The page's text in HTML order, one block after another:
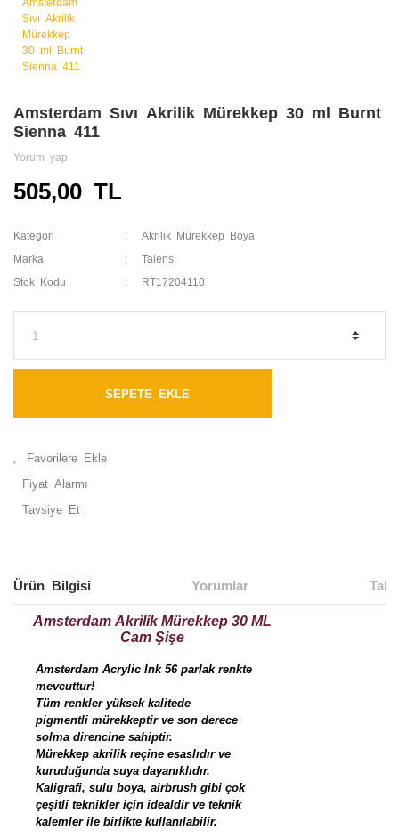
Amsterdam Sıvı Akrilik Mürekkep 30 ml Burnt
Sienna 411
Yorum yap
505,00 TL
Kategori Akrilik Mürekkep Boya
Marka Talens
Stok Kodu RT17204110
SEPETE EKLE
Fiyat Alarmı
Tavsiye Et
Ürün Bilgisi Yorumlar
Amsterdam Akrilik Mürekkep 30 ML
Cam Şişe
Amsterdam Acrylic Ink 56 parlak renkte
mevcuttur!
Tüm renkler yüksek kalitede
pigmentli mürekkeptir ve son derece
solma direncine sahiptir.
Mürekkep akrilik reçine esaslıdır ve
kuruduğunda suya dayanıklıdır.
Kaligrafi, sulu boya, airbrush gibi çok
çeşitli teknikler için idealdir ve teknik
kalemler ile birlikte kullanılabilir.